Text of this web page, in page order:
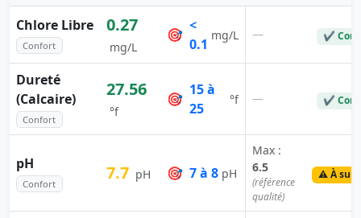
Chlore Libre
Confort
0.27
mg/L
🎯
<
0.1
mg/L — ✔
Dureté
(Calcaire)
Confort
27.56
°f
🎯
15 à
25
°f — ✔
pH
Confort
7.7 pH 🎯 7 à 8 pH
Max :
6.5
(référence
qualité)
⚠️ À